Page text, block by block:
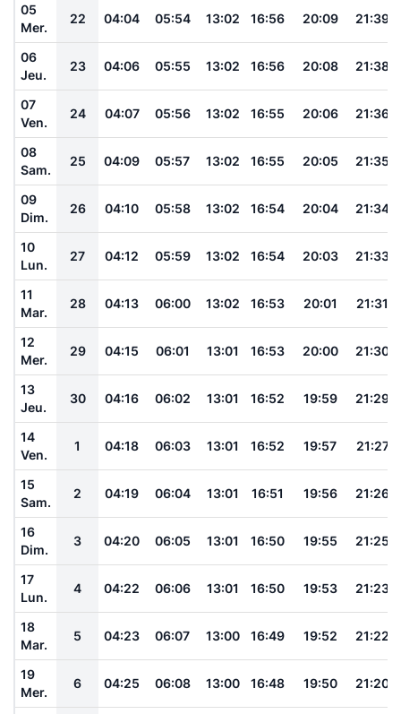
05
Mer.
22 04:04 05:54 13:02 16:56 20:09 21:39
06
Jeu.
23 04:06 05:55 13:02 16:56 20:08 21:38
07
Ven.
24 04:07 05:56 13:02 16:55 20:06 21:36
08
Sam.
25 04:09 05:57 13:02 16:55 20:05 21:35
09
Dim.
26 04:10 05:58 13:02 16:54 20:04 21:34
10
Lun.
27 04:12 05:59 13:02 16:54 20:03 21:33
11
Mar.
28 04:13 06:00 13:02 16:53 20:01 21:31
12
Mer.
29 04:15 06:01 13:01 16:53 20:00 21:30
13
Jeu.
30 04:16 06:02 13:01 16:52 19:59 21:29
14
Ven.
1 04:18 06:03 13:01 16:52 19:57 21:27
15
Sam.
2 04:19 06:04 13:01 16:51 19:56 21:26
16
Dim.
3 04:20 06:05 13:01 16:50 19:55 21:25
17
Lun.
4 04:22 06:06 13:01 16:50 19:53 21:23
18
Mar.
5 04:23 06:07 13:00 16:49 19:52 21:22
19
Mer.
6 04:25 06:08 13:00 16:48 19:50 21:20